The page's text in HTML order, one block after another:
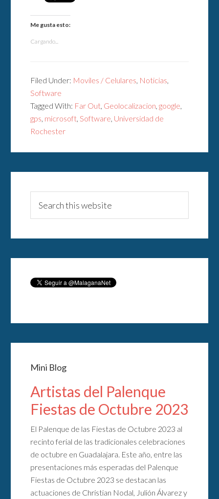
Me gusta esto:
Cargando...
Filed Under: Moviles / Celulares, Noticias,
Software
Tagged With: Far Out, Geolocalizacion,google,
gps, microsoft,Software, Universidad de
Rochester
Mini Blog
Artistas del Palenque
Fiestas de Octubre 2023
El Palenque de las Fiestas de Octubre 2023 al
recinto ferial de las tradicionales celebraciones
de octubre en Guadalajara. Este año, entre las
presentaciones más esperadas del Palenque
Fiestas de Octubre 2023 se destacan las
actuaciones de Christian Nodal, Julión Álvarez y